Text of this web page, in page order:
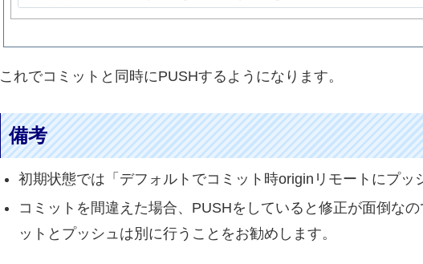
これでコミットと同時にPUSHするようになります。
備考
初期状態では「デフォルトでコミット時originリモートにプッ
コミットを間違えた場合、PUSHをしていると修正が面倒な
ットとプッシュは別に行うことをお勧めします。